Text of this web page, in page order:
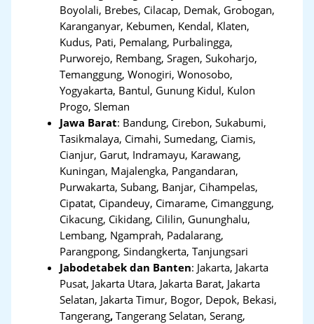
Boyolali, Brebes, Cilacap, Demak, Grobogan,
Karanganyar, Kebumen, Kendal, Klaten,
Kudus, Pati, Pemalang, Purbalingga,
Purworejo, Rembang, Sragen, Sukoharjo,
Temanggung, Wonogiri, Wonosobo,
Yogyakarta, Bantul, Gunung Kidul, Kulon
Progo, Sleman
Jawa Barat: Bandung, Cirebon, Sukabumi,
Tasikmalaya, Cimahi, Sumedang, Ciamis,
Cianjur, Garut, Indramayu, Karawang,
Kuningan, Majalengka, Pangandaran,
Purwakarta, Subang, Banjar, Cihampelas,
Cipatat, Cipandeuy, Cimarame, Cimanggung,
Cikacung, Cikidang, Cililin, Gununghalu,
Lembang, Ngamprah, Padalarang,
Parangpong, Sindangkerta, Tanjungsari
Jabodetabek dan Banten: Jakarta, Jakarta
Pusat, Jakarta Utara, Jakarta Barat, Jakarta
Selatan, Jakarta Timur, Bogor, Depok, Bekasi,
Tangerang,Tangerang Selatan, Serang,